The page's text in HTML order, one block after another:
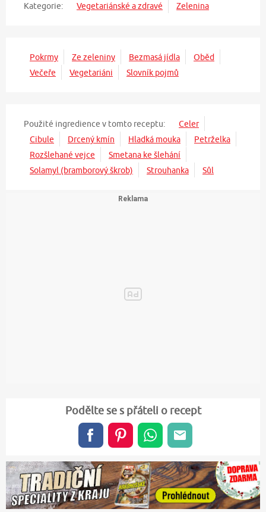
Kategorie: Vegetariánské a zdravé Zelenina
Pokrmy Ze zeleniny Bezmasá jídla
Oběd
Večeře
Vegetariáni Slovník pojmů
Použité ingredience v tomto receptu:
Celer
Cibule
Drcený kmín Hladká mouka
Petrželka
Rozšlehané vejce
Smetana ke šlehání
Solamyl (bramborový škrob)
Strouhanka Sůl
Podělte se s přáteli o recept